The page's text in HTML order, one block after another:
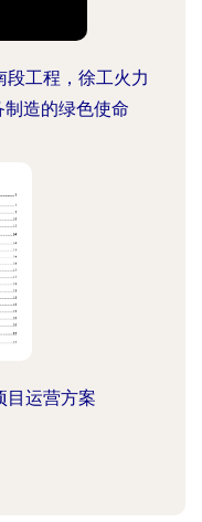
工程，徐工火力
造的绿色使命
目运营方案